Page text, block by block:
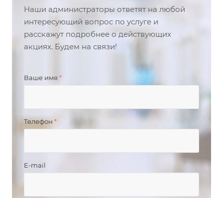
Наши администраторы ответят на любой
интересующий вопрос по услуге и
расскажут подробнее о действующих
акциях. Будем на связи!
Ваше имя *
Телефон *
E-mail